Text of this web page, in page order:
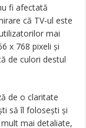
fi afectată
că TV-ul este
mai
x 768 pixeli și
de culori destul
de o claritate
să îl folosești și
mai detaliate,